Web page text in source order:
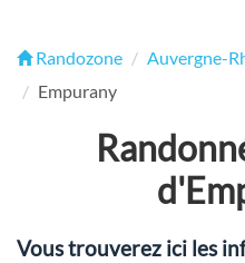
Randozone Auvergne-
Empurany
Vous trouverez ici les